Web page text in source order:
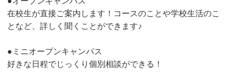
在校生が直接ご案内します！コースのことや学校生活のこ
となど、詳しく聞くことができます♪
●ミニオープンキャンパス
好きな日程でじっくり個別相談ができる！